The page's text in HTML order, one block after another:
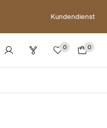
Kundendienst
0 0